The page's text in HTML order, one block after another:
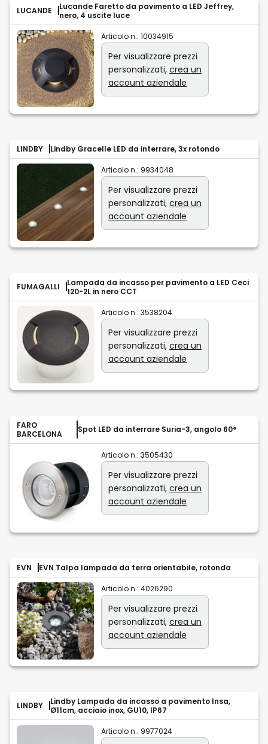
LUCANDE
Lucande Faretto da pavimento a LED Jeffrey,
nero, 4 uscite luce
Articolo n.: 10034915
Per visualizzare prezzi
personalizzati, crea un
account aziendale
LINDBY Lindby Gracelle LED da interrare, 3x rotondo
Articolo n.: 9934048
Per visualizzare prezzi
personalizzati, crea un
account aziendale
FUMAGALLI
Lampada da incasso per pavimento a LED Ceci
120-2L in nero CCT
Articolo n.: 3538204
Per visualizzare prezzi
personalizzati, crea un
account aziendale
FARO
BARCELONA
Spot LED da interrare Suria-3, angolo 60°
Articolo n.: 3505430
Per visualizzare prezzi
personalizzati, crea un
account aziendale
EVN EVN Talpa lampada da terra orientabile, rotonda
Articolo n.: 4026290
Per visualizzare prezzi
personalizzati, crea un
account aziendale
LINDBY
Lindby Lampada da incasso a pavimento Insa,
Ø11cm, acciaio inox, GU10, IP67
Articolo n.: 9977024